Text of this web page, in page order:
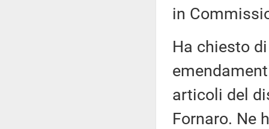
in
Ha chiesto
articoli del
Fornaro. Ne